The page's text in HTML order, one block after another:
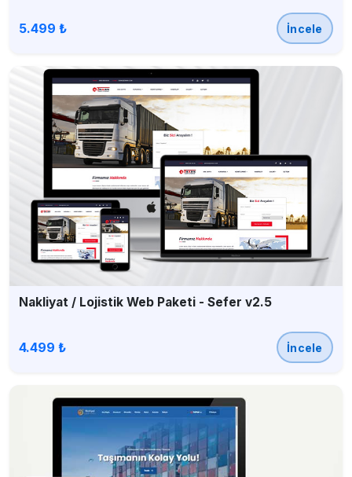
5.499 ₺ İncele
Nakliyat / Lojistik Web Paketi - Sefer v2.5
4.499 ₺ İncele